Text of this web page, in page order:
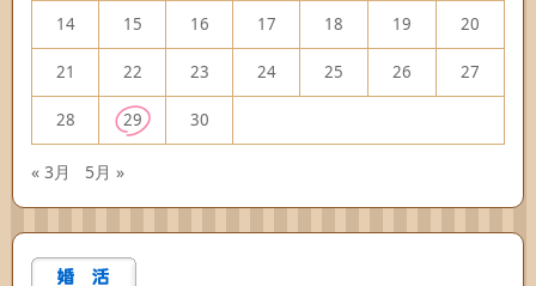
14 15 16 17 18 19 20
21 22 23 24 25 26 27
28 29 30
« 3月 5月 »